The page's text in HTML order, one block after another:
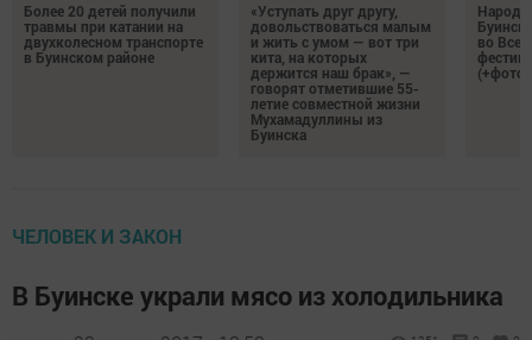
Более 20 детей получили
травмы при катании на
двухколесном транспорте
в Буинском районе
«Уступать друг другу,
довольствоваться малым
и жить с умом — вот три
кита, на которых
держится наш брак», —
говорят отметившие 55-
летие совместной жизни
Мухамадуллины из
Буинска
во
(+фото)
ЧЕЛОВЕК И ЗАКОН
В Буинске украли мясо из холодильника